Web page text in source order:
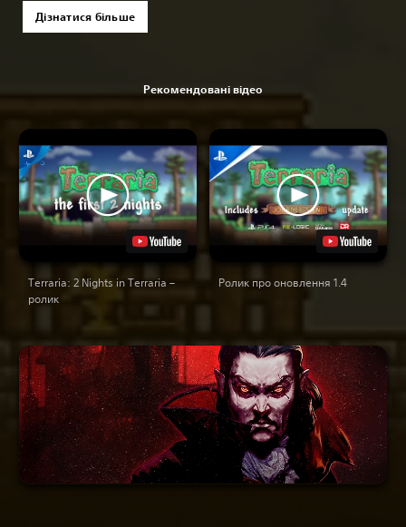
Дізнатися більше
Рекомендовані відео
Terraria: 2 Nights in Terraria –
ролик
Ролик про оновлення 1.4